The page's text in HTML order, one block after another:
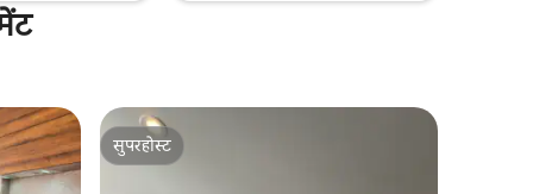
सुपरहोस्ट
सुपरहोस्ट